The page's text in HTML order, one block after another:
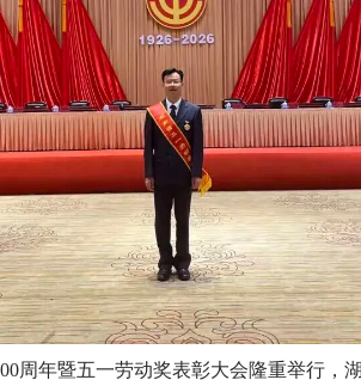
周年暨五一劳动奖表彰大会隆重举行，